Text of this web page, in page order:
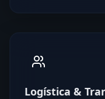
Logística &